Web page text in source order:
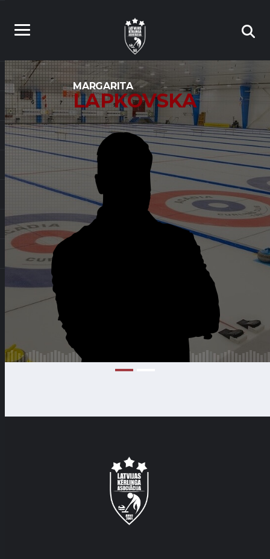
MARGARITA
LAPKOVSKA